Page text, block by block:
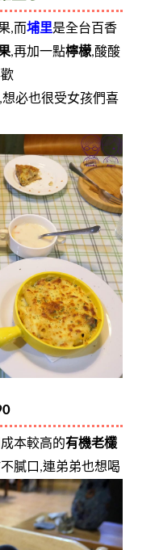
,而埔里是全台百香
,再加一點檸檬,酸酸
必也很受女孩們喜
本較高的有機老欉
膩口,連弟弟也想喝